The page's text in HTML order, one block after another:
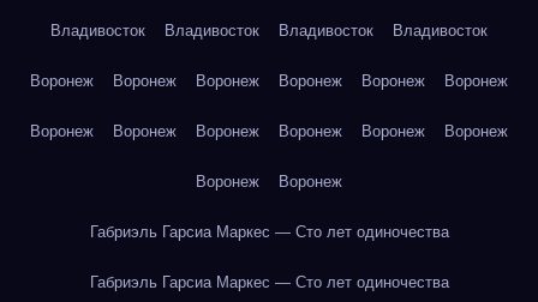
Владивосток Владивосток Владивосток Владивосток
Воронеж Воронеж Воронеж Воронеж Воронеж Воронеж
Воронеж Воронеж Воронеж Воронеж Воронеж Воронеж
Воронеж Воронеж
Габриэль Гарсиа Маркес — Сто лет одиночества
Габриэль Гарсиа Маркес — Сто лет одиночества